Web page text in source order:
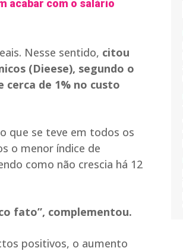
acabar com o salário
Nesse sentido, citou
(Dieese), segundo o
cerca de 1% no custo
que se teve em todos os
o menor índice de
como não crescia há 12
fato”, complementou.
positivos, o aumento